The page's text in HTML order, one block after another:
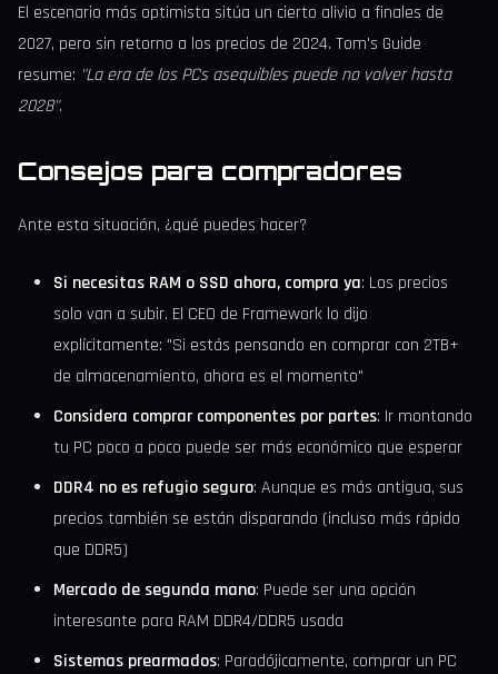
El escenario más optimista sitúa un cierto alivio a finales de
2027, pero sin retorno a los precios de 2024. Tom's Guide
resume: "La era de los PCs asequibles puede no volver hasta
2028".
Consejos para compradores
Ante esta situación, ¿qué puedes hacer?
Si necesitas RAM o SSD ahora, compra ya: Los precios
solo van a subir. El CEO de Framework lo dijo
explícitamente: "Si estás pensando en comprar con 2TB+
de almacenamiento, ahora es el momento"
Considera comprar componentes por partes: Ir montando
tu PC poco a poco puede ser más económico que esperar
DDR4 no es refugio seguro: Aunque es más antigua, sus
precios también se están disparando (incluso más rápido
que DDR5)
Mercado de segunda mano: Puede ser una opción
interesante para RAM DDR4/DDR5 usada
Sistemas prearmados: Paradójicamente, comprar un PC